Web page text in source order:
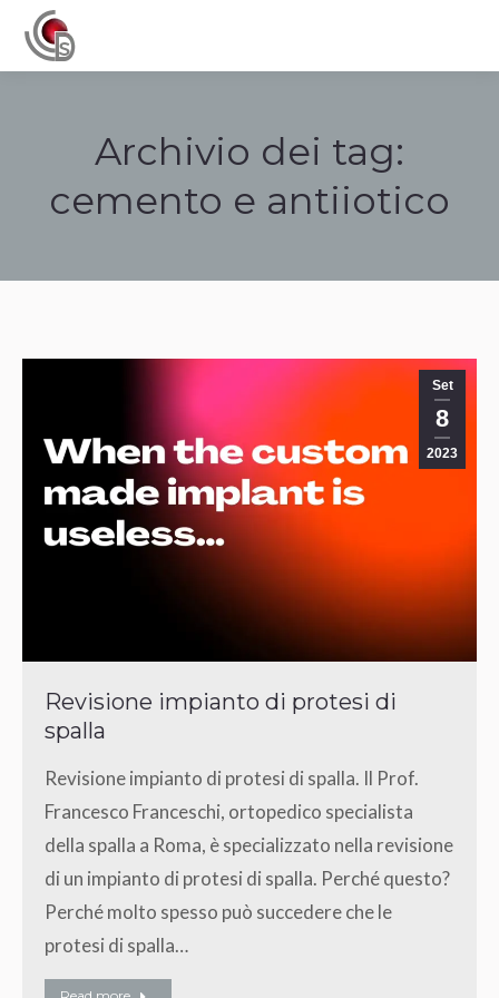
Archivio dei tag:
cemento e antiiotico
Set
8
2023
Revisione impianto di protesi di
spalla
Revisione impianto di protesi di spalla. Il Prof.
Francesco Franceschi, ortopedico specialista
della spalla a Roma, è specializzato nella revisione
di un impianto di protesi di spalla. Perché questo?
Perché molto spesso può succedere che le
protesi di spalla…